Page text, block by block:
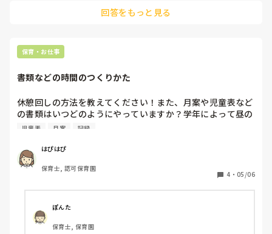
（その方は4月にドアに子どもの指を挟む問題も起こしてい
もう1人の新人の面倒も見ないといけない、子どもも見ない
といけないという状況で大変です。
事務作業を任すにも、不注意で失敗をよくするし、（そもそ
も資格がないので保育者としての目線で書類も書けませ
ん。）はさみでまっすぐ線を切れないので準備物も任せられ
ませんし、保護者対応もできません。
報連相をして欲しいと言ってもありません。（何かを頼んで
とりあえず子どもが危なくないように見ててください、と言
って見守りをお願いしていますが、いつも子どもを追いかけ
まわしているので全体を見れていないです。（何回も注意し
てます。）
のか、なんでもいいのでアドバイスいただけたら嬉しいで
す。
その人を雇い続ける！と
上が言うなら、
回答をもっと見る
保育・お仕事
書類などの時間のつくりかた
休憩回しの方法を教えてください！また、月案や児童表など
の書類はいつどのようにやっていますか？学年によって昼の
時間、書類に使える時間は違うと思いますが、工夫している
児童表 月案 記録
はぴはぴ
保育士, 認可保育園
4 ・ 05/06
ぽんた
保育士, 保育園